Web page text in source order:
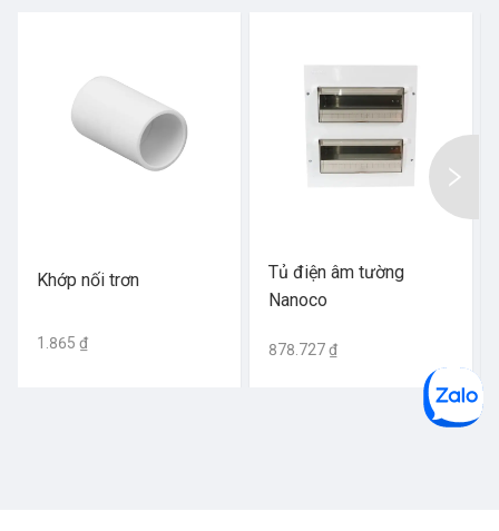
Khớp nối trơn
1.865 ₫
Tủ điện âm tường
Nanoco
878.727 ₫